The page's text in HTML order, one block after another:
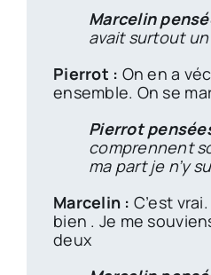
Marcelin
avait surtout
Pierrot : On en a
ensemble. On se
Pierrot
comprennent
ma part je n’y
Marcelin : C’est
bien . Je me
deux